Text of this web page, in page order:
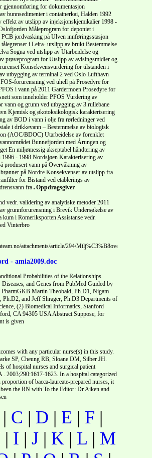
gjennomføring for dokumentasjon
bunnsedimenter i containerkai, Halden 1992
effekt av utslipp av injeksjonskjemikalier 1998 -
Måleprogram for deponiet i
PCB jordvasking på Ulven innføringsstasjon
tålegrenser i Leira- utslipp av brukt Bestemmelse
Sogna ved utslipp av Utarbeidelse og
prøveprogram for Utslipp av avisingsmidler og
Konsekvensvurdering for tilstanden i
utbygging av terminal 2 ved Oslo Lufthavn
forurensning ved uhell på Prosedyre for
i vann på 2011 Gardermoen Prosedyre for
som inneholder PFOS Vurdering av
vann og grunn ved utbygging av 3.rullebane
Kjemisk og økotoksikologisk karakterisering
av BOD i vann i olje fra rørledninger ved
i drikkevann – Bestemmelse av biologisk
(AOC/BDOC) Utarbeidelse av forenklet
Bunnefjorden med Årungen og
En miljømessig akseptabel håndtering av
1996 - 1998 Nordsjøen Karakterisering av
produsert vann på Overvåkning av
på Nordre Konsekvenser av utslipp fra
for Bistand ved etablerings av
fra Oppdragsgiver
vedr. validering av analytiske metoder 2011
grunnforurensning i Brevik Undersøkelse av
kum i Romeriksporten Assistanse vedr.
Vinterbro
attachments/article/294/
- amia2009.doc
Probabilities of the Relationships
and Genes from PubMed Guided by
PharmGKB Martin Theobald, Ph.D1, Nigam
Ph.D2, and Jeff Shrager, Ph.D3 Departments of
(2) Biomedical Informatics, Stanford
CA 94305 USA Abstract Suppose, for
is given
with any particular nurse(s) in this study.
SP, Cheung RB, Sloane DM, Silber JH.
of hospital nurses and surgical patient
2003;290:1617-1623. In a hospital categorized
of bacca-laureate-prepared nurses, it
the RN with To the Editor: Dr Aiken and
| C | D | E | F |
| I | J | K | L | M